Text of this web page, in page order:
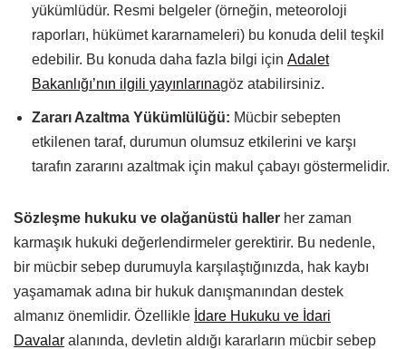
yükümlüdür. Resmi belgeler (örneğin, meteoroloji
raporları, hükümet kararnameleri) bu konuda delil teşkil
edebilir. Bu konuda daha fazla bilgi için Adalet
Bakanlığı’nın ilgili yayınlarınagöz atabilirsiniz.
Zararı Azaltma Yükümlülüğü: Mücbir sebepten
etkilenen taraf, durumun olumsuz etkilerini ve karşı
tarafın zararını azaltmak için makul çabayı göstermelidir.
Sözleşme hukuku ve olağanüstü haller her zaman
karmaşık hukuki değerlendirmeler gerektirir. Bu nedenle,
bir mücbir sebep durumuyla karşılaştığınızda, hak kaybı
yaşamamak adına bir hukuk danışmanından destek
almanız önemlidir. Özellikle İdare Hukuku ve İdari
Davalar alanında, devletin aldığı kararların mücbir sebep